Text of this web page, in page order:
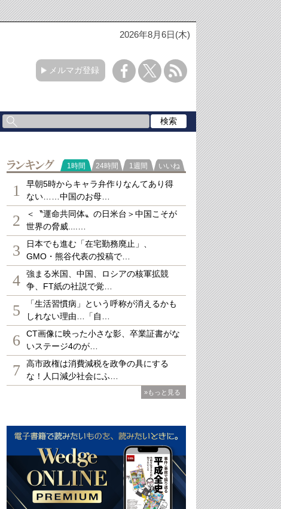
2026年8月6日(木)
メルマガ登録
ランキング
1時間 24時間 1週間 いいね
1
早朝5時からキャラ弁作りなんてあり得
ない……中国のお母…
2
＜〝運命共同体〟の日米台＞中国こそが
世界の脅威....…
3
日本でも進む「在宅勤務廃止」、
GMO・熊谷代表の投稿で…
4
強まる米国、中国、ロシアの核軍拡競
争、FT紙の社説で覚…
5
「生活習慣病」という呼称が消えるかも
しれない理由…「自…
6
CT画像に映った小さな影、卒業証書がな
いステージ4のが…
7
高市政権は消費減税を政争の具にする
な！人口減少社会にふ…
»もっと見る